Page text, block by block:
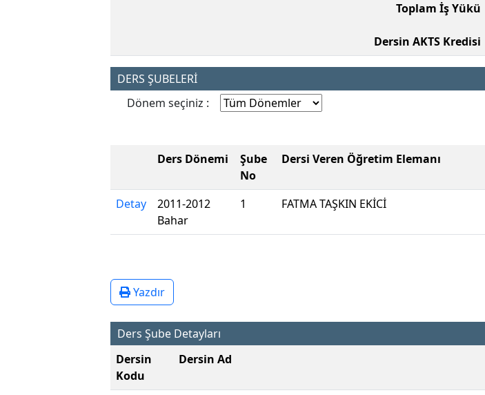
Toplam İş Yükü
Dersin AKTS Kredisi
DERS ŞUBELERİ
Dönem seçiniz :
Ders Dönemi
Şube
No
Dersi Veren Öğretim Elemanı
Detay
2011-2012
Bahar
1 FATMA TAŞKIN EKİCİ
Yazdır
Ders Şube Detayları
Dersin
Kodu
Dersin Ad